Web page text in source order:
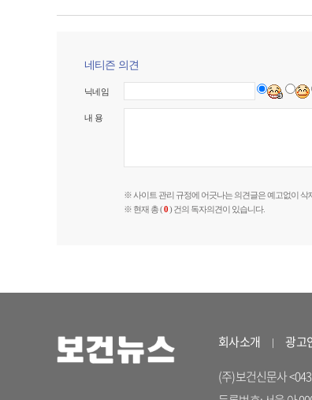
네티즌 의견
닉네임
내 용
※ 사이트 관리 규정에 어긋나는 의견글은 예고없이 삭
※ 현재 총 (0) 건의 독자의견이 있습니다.
회사소개 광고
(주)보건신문사